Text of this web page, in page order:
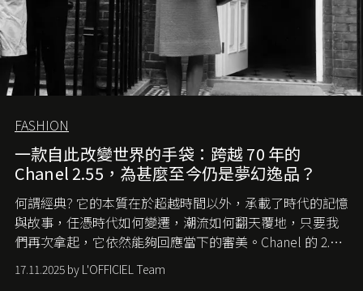
FASHION
一款自此改變世界的手袋：跨越 70 年的
Chanel 2.55，為甚麼至今仍是夢幻逸品？
何謂經典? 它的本質在於超越時間以外，承載了時代的記憶
與故事，任憑時代如何變遷，潮流如何翻天覆地，只要我
們再次拿起，它依然能夠回應當下的審美。Chanel 的 2.55
手袋更是這樣存在，自問世至今，一直有着舉足輕重的地
位。如果說每個女生的第一個夢想手袋是 Chanel，那 2.55
17.11.2025 by L'OFFICIEL Team